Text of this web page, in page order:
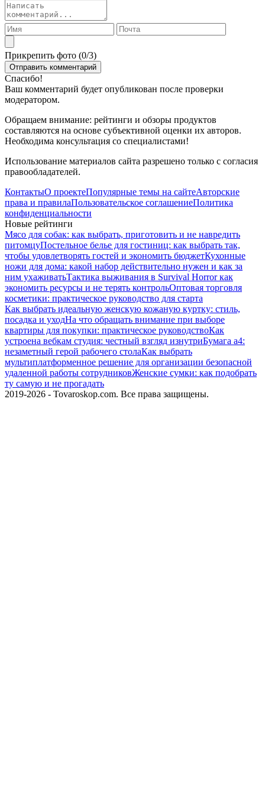
Прикрепить фото (0/3)
Спасибо!
Ваш комментарий будет опубликован после проверки
модератором.
Обращаем внимание: рейтинги и обзоры продуктов
составляются на основе субъективной оценки их авторов.
Необходима консультация со специалистами!
Использование материалов сайта разрешено только с согласия
правообладателей.
КонтактыО проектеПопулярные темы на сайтеАвторские
права и правилаПользовательское соглашениеПолитика
конфиденциальности
Новые рейтинги
Мясо для собак: как выбрать, приготовить и не навредить
питомцуПостельное белье для гостиниц: как выбрать так,
чтобы удовлетворять гостей и экономить бюджетКухонные
ножи для дома: какой набор действительно нужен и как за
ним ухаживатьТактика выживания в Survival Horror как
экономить ресурсы и не терять контрольОптовая торговля
косметики: практическое руководство для старта
Как выбрать идеальную женскую кожаную куртку: стиль,
посадка и уходНа что обращать внимание при выборе
квартиры для покупки: практическое руководствоКак
устроена вебкам студия: честный взгляд изнутриБумага а4:
незаметный герой рабочего столаКак выбрать
мультиплатформенное решение для организации безопасной
удаленной работы сотрудниковЖенские сумки: как подобрать
ту самую и не прогадать
2019-2026 - Tovaroskop.com. Все права защищены.